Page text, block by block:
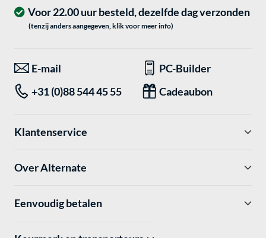
Voor 22.00 uur besteld, dezelfde dag verzonden
(tenzij anders aangegeven, klik voor meer info)
E-mail
PC-Builder
+31 (0)88 544 45 55
Cadeaubon
Klantenservice
Over Alternate
Eenvoudig betalen